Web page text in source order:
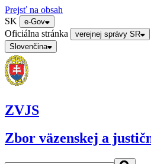
Prejsť na obsah
SK
e-Gov
Oficiálna stránka
verejnej správy SR
Slovenčina
ZVJS
Zbor väzenskej a